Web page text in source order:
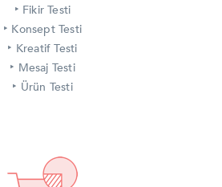
‣ Fikir Testi
‣ Konsept Testi
‣ Kreatif Testi
‣ Mesaj Testi
‣ Ürün Testi